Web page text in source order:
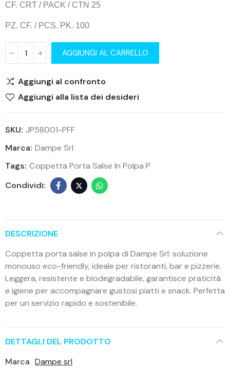
CF. CRT / PACK / CTN 25
PZ. CF. / PCS. PK. 100
AGGIUNGI AL CARRELLO
Aggiungi al confronto
Aggiungi alla lista dei desideri
SKU: JP58001-PFF
Marca: Dampe Srl
Tags: Coppetta Porta Salse In Polpa P
DESCRIZIONE
Coppetta porta salse in polpa di Dampe Srl: soluzione
monouso eco-friendly, ideale per ristoranti, bar e pizzerie.
Leggera, resistente e biodegradabile, garantisce praticità
e igiene per accompagnare gustosi piatti e snack. Perfetta
per un servizio rapido e sostenibile.
DETTAGLI DEL PRODOTTO
Marca Dampe srl